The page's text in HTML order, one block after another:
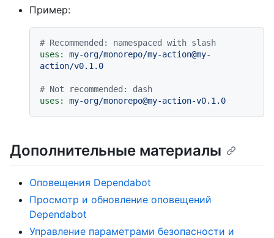
Пример:
# Recommended: namespaced with slash
uses:
my-org/monorepo/my-action@my-
action/v0.1.0
# Not recommended: dash
uses:
my-org/monorepo@my-action-v0.1.0
Дополнительные материалы
Оповещения Dependabot
Просмотр и обновление оповещений
Dependabot
Управление параметрами безопасности и